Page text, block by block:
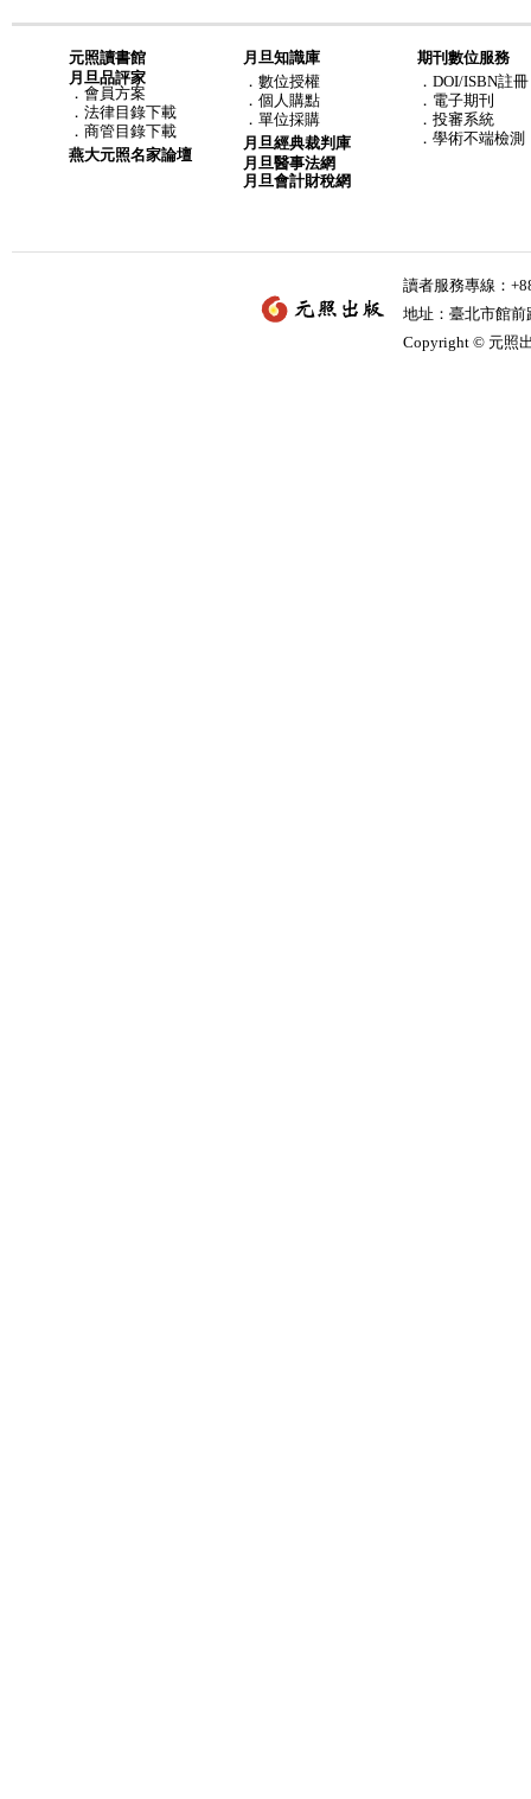
元照讀書館
月旦品評家
． 會員方案
． 法律目錄下載
． 商管目錄下載
燕大元照名家論壇
月旦知識庫
． 數位授權
． 個人購點
． 單位採購
月旦經典裁判庫
月旦醫事法網
月旦會計財稅網
期刊數位服務
．DOI/ISBN註冊
．電子期刊
．投審系統
．學術不端檢測
讀者服務專線：
地址：臺北市館
Copyright © 元照